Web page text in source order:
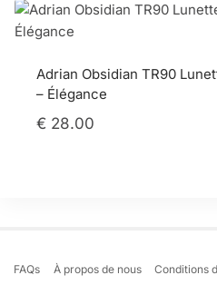
Adrian Obsidian TR90
– Élégance
€ 28.00
FAQs À propos de nous Conditions